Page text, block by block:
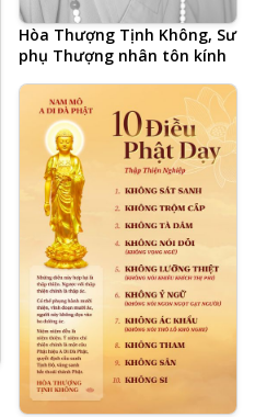
Hòa Thượng Tịnh Không, Sư
phụ Thượng nhân tôn kính